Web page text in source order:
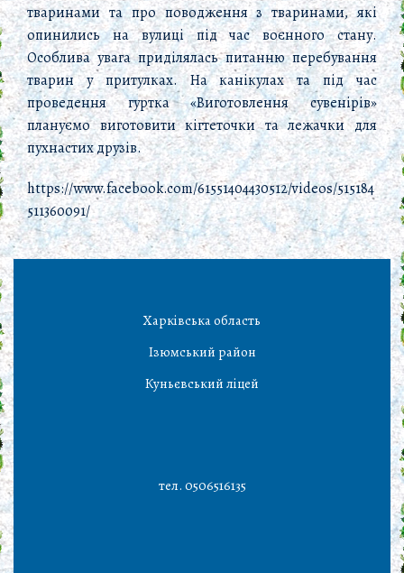
тваринами та про поводження з тваринами, які
опинились на вулиці під час воєнного стану.
Особлива увага приділялась питанню перебування
тварин у притулках. На канікулах та під час
проведення гуртка «Виготовлення сувенірів»
плануємо виготовити кігтеточки та лежачки для
пухнастих друзів.
https://www.facebook.com/61551404430512/videos/515184
511360091/
Харківська область
Ізюмський район
Куньєвський ліцей
тел. 0506516135